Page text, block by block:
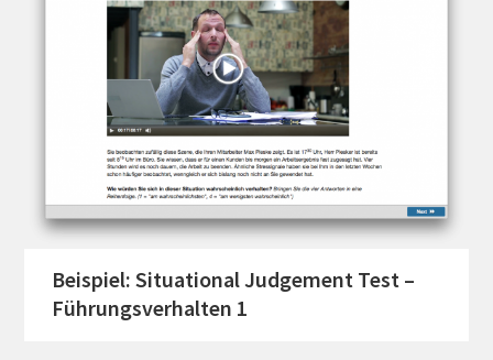
Beispiel: Situational Judgement Test –
Führungsverhalten 1